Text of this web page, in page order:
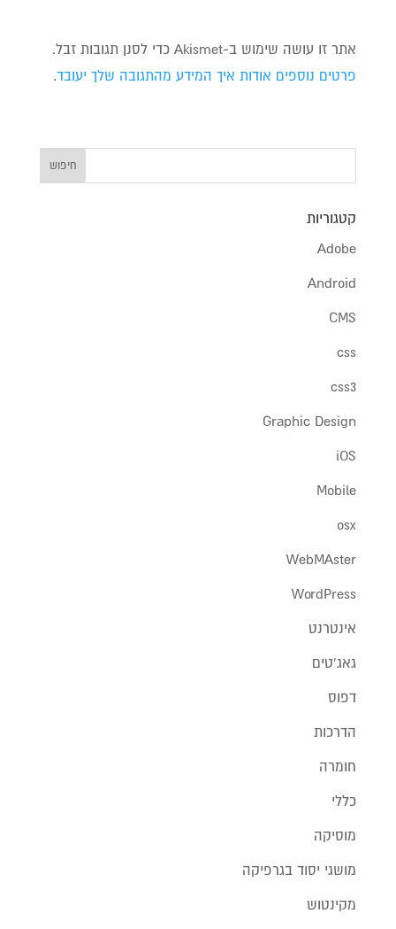
אתר זו עושה שימוש ב-Akismet כדי לסנן תגובות זבל.
פרטים נוספים אודות איך המידע מהתגובה שלך יעובד.
קטגוריות
Adobe
Android
CMS
css
css3
Graphic Design
iOS
Mobile
osx
WebMAster
WordPress
אינטרנט
גאג'טים
דפוס
הדרכות
חומרה
כללי
מוסיקה
מושגי יסוד בגרפיקה
מקינטוש